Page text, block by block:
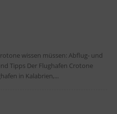
wissen müssen: Abflug- und
Crotone
in Kalabrien,...